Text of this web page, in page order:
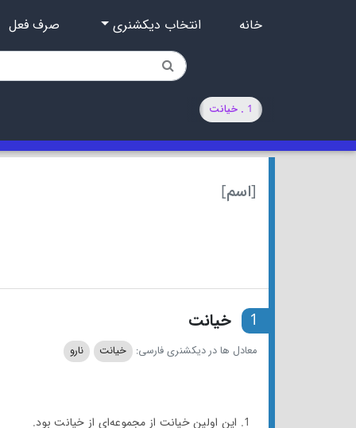
خانه انتخاب دیکشنری صرف فعل
1 . خیانت
[اسم]
1 خیانت
معادل ها در دیکشنری فارسی: خیانت نارو
1. این اولین خیانت از مجموعه‌ای از خیانت بود.